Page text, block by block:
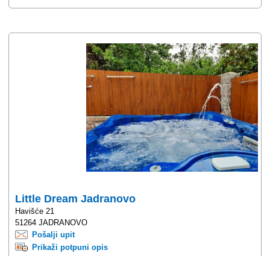
Little Dream Jadranovo
Havišće 21
51264 JADRANOVO
Pošalji upit
Prikaži potpuni opis